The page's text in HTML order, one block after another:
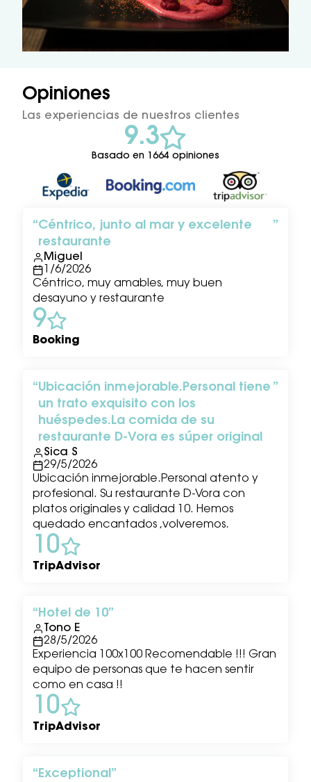
Opiniones
Las experiencias de nuestros clientes
Céntrico, junto al mar y excelente
restaurante
Miguel
1/6/2026
Céntrico, muy amables, muy buen
desayuno y restaurante
9
Booking
Ubicación inmejorable.Personal tiene
un trato exquisito con los
huéspedes.La comida de su
restaurante D-Vora es súper original
Sica S
29/5/2026
Ubicación inmejorable.Personal atento y
profesional. Su restaurante D-Vora con
platos originales y calidad 10. Hemos
quedado encantados ,volveremos.
10
TripAdvisor
Hotel de 10
Tono E
28/5/2026
Experiencia 100x100 Recomendable !!! Gran
equipo de personas que te hacen sentir
como en casa !!
10
TripAdvisor
Exceptional
9.3
Basado en 1664 opiniones